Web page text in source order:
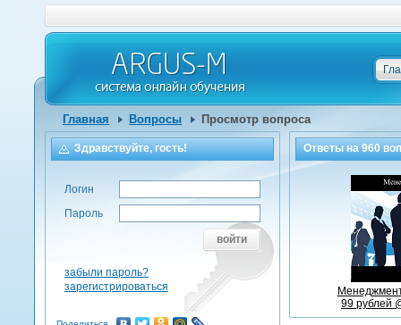
Главная Вопросы Просмотр вопроса
Ответы на960
99 рублей
Здравствуйте, гость!
Логин
Пароль
войти
забыли пароль?
зарегистрироваться